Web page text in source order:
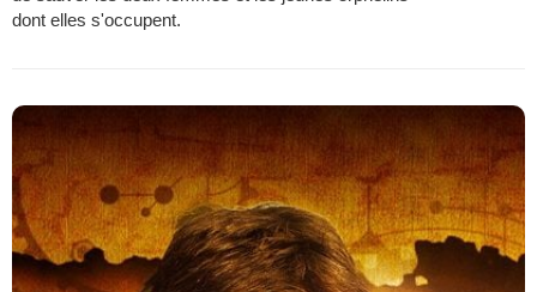
dont elles s'occupent.